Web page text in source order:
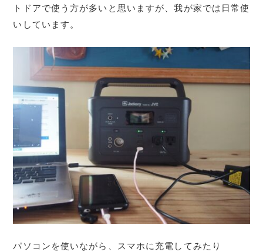
トドアで使う方が多いと思いますが、我が家では日常使
いしています。
パソコンを使いながら、スマホに充電してみたり